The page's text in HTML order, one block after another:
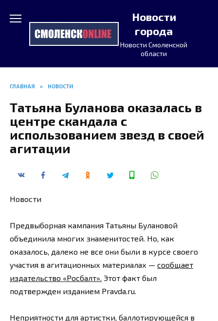
содержанию
Новости
города
Новости Смоленской
области
ГЛАВНАЯ » НОВОСТИ
Татьяна Буланова оказалась в
центре скандала с
использованием звезд в своей
агитации
Новости
Предвыборная кампания Татьяны Булановой
объединила многих знаменитостей. Но, как
оказалось, далеко не все они были в курсе своего
участия в агитационных материалах — сообщает
издательство «Росбалт». Этот факт был
подтвержден изданием Pravda.ru.
Неприятности для артистки, баллотирующейся в